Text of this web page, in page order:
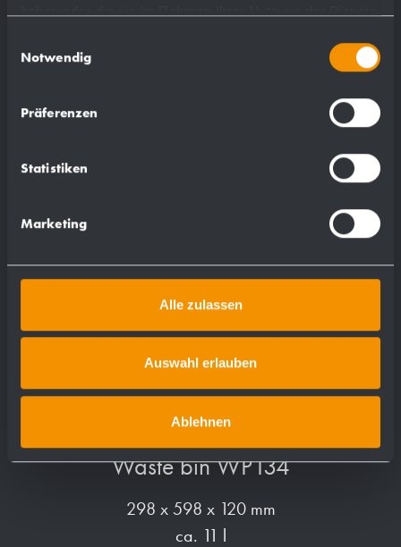
Notwendig
Präferenzen
Statistiken
Marketing
Alle zulassen
Auswahl erlauben
Ablehnen
Waste bin WP134
298 x 598 x 120 mm
ca. 11 l